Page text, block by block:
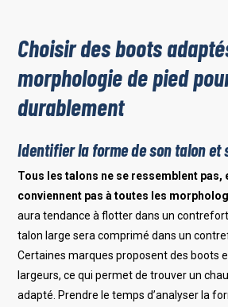
Choisir des boots
morphologie de pied
durablement
Identifier la forme de son talon et
Tous les talons ne se ressemblent pas,
conviennent pas à toutes les
aura tendance à flotter dans un contrefort
talon large sera comprimé dans un
Certaines marques proposent des boots
largeurs, ce qui permet de trouver un
adapté. Prendre le temps d’analyser la